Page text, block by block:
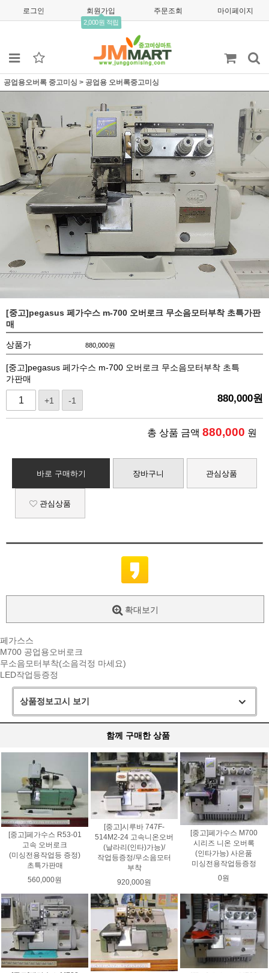
로그인 회원가입
2,000원 적립
주문조회 마이페이지
공업용오버록 중고미싱 > 공업용 오버록중고미싱
[중고]pegasus 페가수스 m-700 오버로크 무소음모터부착 초특가판
매
상품가 880,000원
[중고]pegasus 페가수스 m-700 오버로크 무소음모터부착 초특
가판매
+1 -1 880,000원
총 상품 금액 880,000 원
바로 구매하기 장바구니 관심상품
관심상품
확대보기
페가스스
M700 공업용오버로크
무소음모터부착(소음걱정 마세요)
LED작업등증정
상품정보고시 보기
함께 구매한 상품
[중고]페가수스 R53-01
고속 오버로크
(미싱전용작업등 증정)
초특가판매
560,000원
[중고]시루바 747F-
514M2-24 고속니온오버
(날라리(인타)가능)/
작업등증정/무소음모터
부착
920,000원
[중고]페가수스 M700
시리즈 니온 오버록
(인타가능) 사은품
미싱전용작업등증정
0원